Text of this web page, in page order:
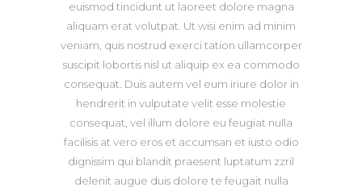
euismod tincidunt ut laoreet dolore magna
aliquam erat volutpat. Ut wisi enim ad minim
veniam, quis nostrud exerci tation ullamcorper
suscipit lobortis nisl ut aliquip ex ea commodo
consequat. Duis autem vel eum iriure dolor in
hendrerit in vulputate velit esse molestie
consequat, vel illum dolore eu feugiat nulla
facilisis at vero eros et accumsan et iusto odio
dignissim qui blandit praesent luptatum zzril
delenit augue duis dolore te feugait nulla